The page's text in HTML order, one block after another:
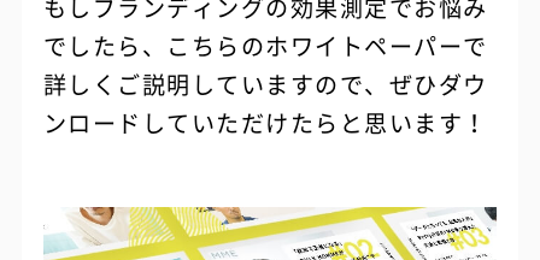
もしブランディングの効果測定でお悩み
でしたら、こちらのホワイトペーパーで
詳しくご説明していますので、ぜひダウ
ンロードしていただけたらと思います！